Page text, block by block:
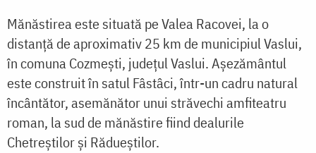
Mănăstirea este situată pe Valea Racovei, la o
distanță de aproximativ 25 km de municipiul Vaslui,
în comuna Cozmești, județul Vaslui. Aşezământul
este construit în satul Fâstâci, într-un cadru natural
încântător, asemănător unui străvechi amfiteatru
roman, la sud de mănăstire fiind dealurile
Chetreştilor şi Rădueştilor.